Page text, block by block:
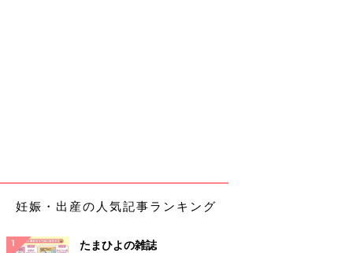
ラウンジワンピース
妊娠・出産の人気記事ランキング
たまひよの雑誌